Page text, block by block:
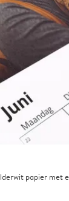
papier met